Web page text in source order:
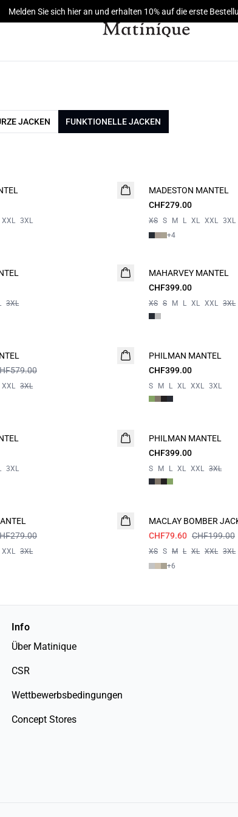
Melden Sie sich hier an und erhalten 10% auf die erste
JACKEN FUNKTIONELLE JACKEN
XXL 3XL
MADESTON MANTEL
CHF279.00
XS S M L XL XXL 3XL
+4
3XL
NEUHEIT
MAHARVEY MANTEL
CHF399.00
XS S M L XL XXL 3XL
XXL 3XL
PHILMAN MANTEL
CHF399.00
S M L XL XXL 3XL
3XL
PHILMAN MANTEL
CHF399.00
S M L XL XXL 3XL
XXL 3XL
MACLAY BOMBER
CHF79.60 CHF199.00
XS S M L XL XXL 3XL
+6
Info
Über Matinique
CSR
Wettbewerbsbedingungen
Concept Stores